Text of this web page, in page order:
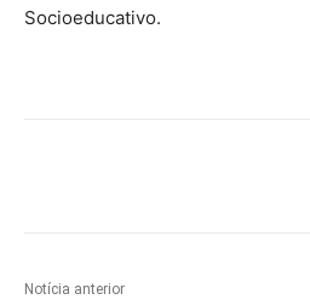
Socioeducativo.
Notícia anterior